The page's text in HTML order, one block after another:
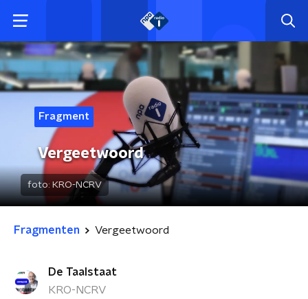
Fragment
Vergeetwoord
foto: KRO-NCRV
Fragmenten Vergeetwoord
De Taalstaat
KRO-NCRV